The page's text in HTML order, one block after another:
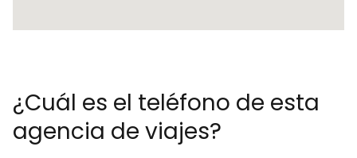
¿Cuál es el teléfono de esta
agencia de viajes?